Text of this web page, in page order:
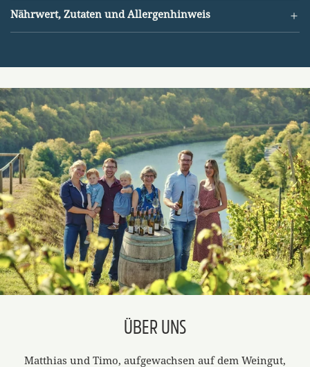
Nährwert, Zutaten und Allergenhinweis
ÜBER UNS
Matthias und Timo, aufgewachsen auf dem Weingut,